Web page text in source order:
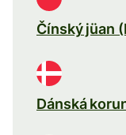
Čínský jüan
Dánská